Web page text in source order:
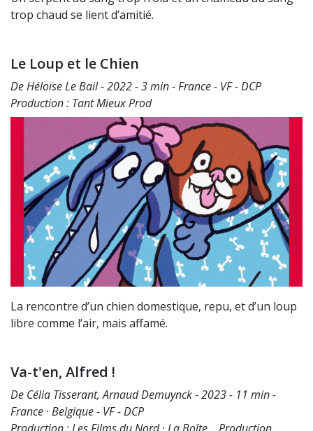
trop chaud se lient d’amitié.
Le Loup et le Chien
De Héloïse Le Bail - 2022 - 3 min - France - VF - DCP
Production : Tant Mieux Prod
La rencontre d’un chien domestique, repu, et d’un loup
libre comme l’air, mais affamé.
Va-t'en, Alfred !
De Célia Tisserant, Arnaud Demuynck - 2023 - 11 min -
France · Belgique - VF - DCP